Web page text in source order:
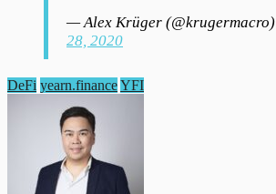
— Alex Krüger (@krugermacro)
28, 2020
DeFi yearn.financeYFI